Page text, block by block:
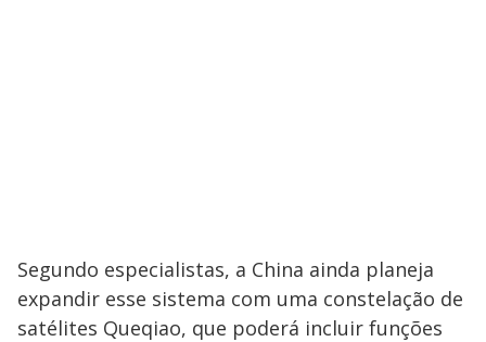
Segundo especialistas, a China ainda planeja
expandir esse sistema com uma constelação de
satélites Queqiao, que poderá incluir funções